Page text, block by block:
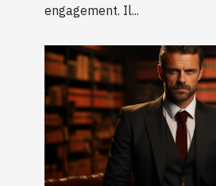
engagement. Il...